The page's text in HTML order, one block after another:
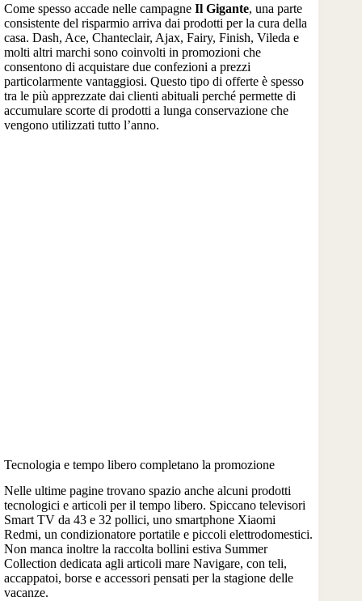
Come spesso accade nelle campagne Il Gigante, una parte
consistente del risparmio arriva dai prodotti per la cura della
casa. Dash, Ace, Chanteclair, Ajax, Fairy, Finish, Vileda e
molti altri marchi sono coinvolti in promozioni che
consentono di acquistare due confezioni a prezzi
particolarmente vantaggiosi. Questo tipo di offerte è spesso
tra le più apprezzate dai clienti abituali perché permette di
accumulare scorte di prodotti a lunga conservazione che
vengono utilizzati tutto l’anno.
Tecnologia e tempo libero completano la promozione
Nelle ultime pagine trovano spazio anche alcuni prodotti
tecnologici e articoli per il tempo libero. Spiccano televisori
Smart TV da 43 e 32 pollici, uno smartphone Xiaomi
Redmi, un condizionatore portatile e piccoli elettrodomestici.
Non manca inoltre la raccolta bollini estiva Summer
Collection dedicata agli articoli mare Navigare, con teli,
accappatoi, borse e accessori pensati per la stagione delle
vacanze.